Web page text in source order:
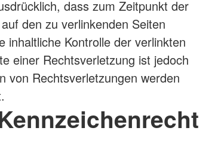
dass zum Zeitpunkt der
den zu verlinkenden Seiten
inhaltliche Kontrolle der verlinkten
einer Rechtsverletzung ist jedoch
von Rechtsverletzungen werden